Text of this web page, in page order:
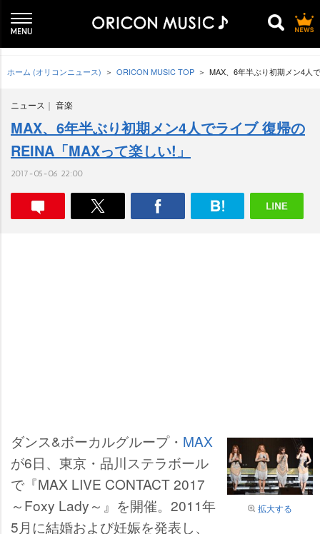
ホーム (オリコンニュース) ORICON MUSIC TOP MAX、6年半ぶり初期メン4人
ニュース 音楽
MAX、6年半ぶり初期メン4人でライブ 復帰の
REINA「MAXって楽しい!」
2017-05-06 22:00
拡大する
ダンス&ボーカルグループ・ MAX
が6日、東京・品川ステラボール
で『MAX LIVE CONTACT 2017
～Foxy Lady～』を開催。2011年
5月に結婚および妊娠を発表し、